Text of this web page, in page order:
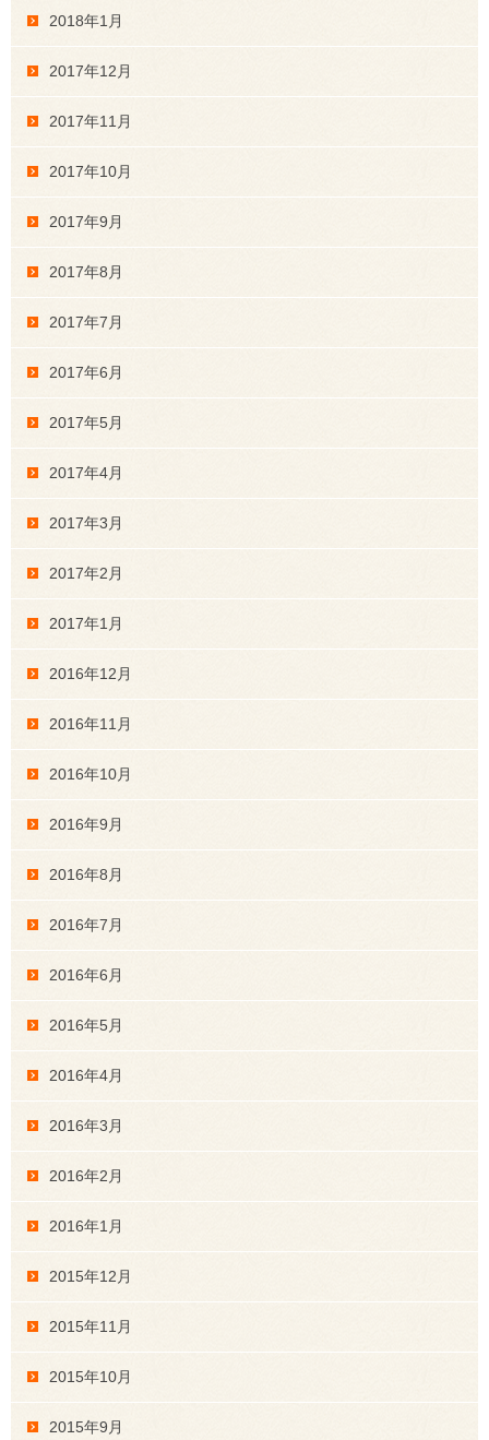
2018年1月
2017年12月
2017年11月
2017年10月
2017年9月
2017年8月
2017年7月
2017年6月
2017年5月
2017年4月
2017年3月
2017年2月
2017年1月
2016年12月
2016年11月
2016年10月
2016年9月
2016年8月
2016年7月
2016年6月
2016年5月
2016年4月
2016年3月
2016年2月
2016年1月
2015年12月
2015年11月
2015年10月
2015年9月